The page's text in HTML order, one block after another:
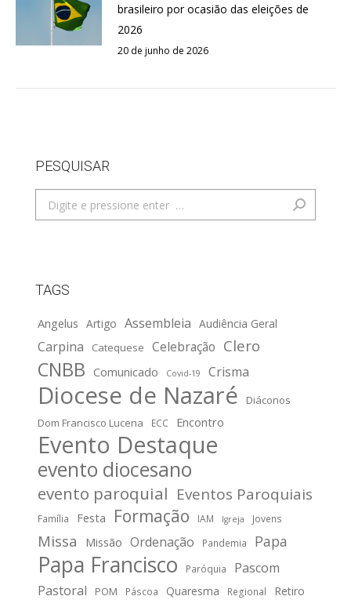
brasileiro por ocasião das eleições de
2026
20 de junho de 2026
PESQUISAR
Search:
TAGS
Angelus Artigo Assembleia Audiência Geral
Carpina Catequese Celebração Clero
CNBB Comunicado Covid-19 Crisma
Diocese de Nazaré
Diáconos
Dom Francisco Lucena
ECC Encontro
Evento Destaque
evento diocesano
evento paroquial Eventos Paroquiais
Família Festa Formação IAM Igreja Jovens
Missa Missão Ordenação Pandemia Papa
Papa Francisco Paróquia
Pascom
Pastoral
POM Páscoa Quaresma Regional Retiro